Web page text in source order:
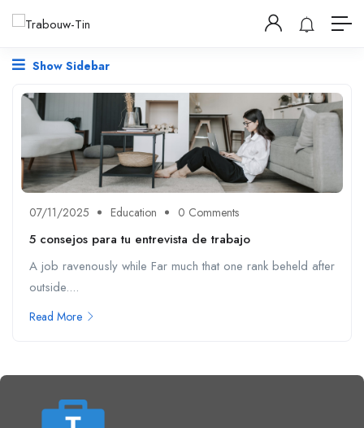
Show Sidebar
07/11/2025 Education 0 Comments
5 consejos para tu entrevista de trabajo
A job ravenously while Far much that one rank beheld after
outside....
Read More